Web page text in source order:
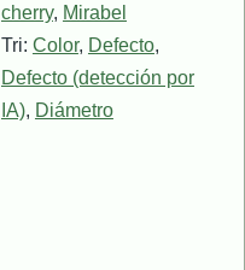
cherry, Mirabel
Tri: Color, Defecto,
Defecto (detección por
IA), Diámetro